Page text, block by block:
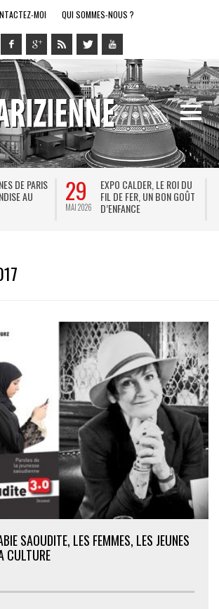
MOI QUI SOMMES-NOUS ?
DE PARIS
AU
29
MAI 2026
EXPO CALDER, LE ROI DU
FIL DE FER, UN BON GOÛT
D’ENFANCE
SAOUDITE, LES FEMMES, LES JEUNES
CULTURE